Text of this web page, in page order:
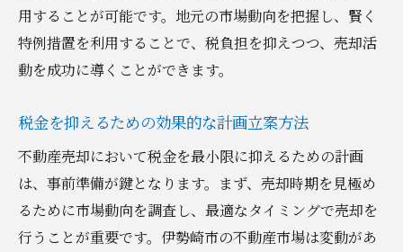
用することが可能です。地元の市場動向を把握し、賢く
特例措置を利用することで、税負担を抑えつつ、売却活
動を成功に導くことができます。
税金を抑えるための効果的な計画立案方法
不動産売却において税金を最小限に抑えるための計画
は、事前準備が鍵となります。まず、売却時期を見極め
るために市場動向を調査し、最適なタイミングで売却を
行うことが重要です。伊勢崎市の不動産市場は変動があ